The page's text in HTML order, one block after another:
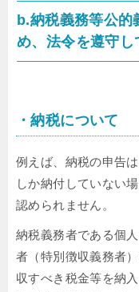
b.納税義務等公的
め、法令を遵守
・納税について
例えば、納税の申告
しか納付していない
認められません。
納税義務者である個
者（特別徴収義務者
収すべき税金等を納